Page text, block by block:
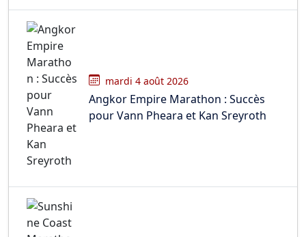
mardi 4 août 2026
Angkor Empire Marathon : Succès
pour Vann Pheara et Kan Sreyroth